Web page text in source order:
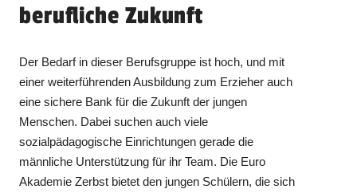
berufliche Zukunft
Der Bedarf in dieser Berufsgruppe ist hoch, und mit
einer weiterführenden Ausbildung zum Erzieher auch
eine sichere Bank für die Zukunft der jungen
Menschen. Dabei suchen auch viele
sozialpädagogische Einrichtungen gerade die
männliche Unterstützung für ihr Team. Die Euro
Akademie Zerbst bietet den jungen Schülern, die sich